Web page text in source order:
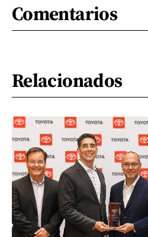
Comentarios
Relacionados